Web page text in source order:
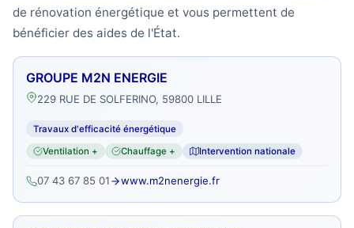
de rénovation énergétique et vous permettent de
bénéficier des aides de l'État.
GROUPE M2N ENERGIE
229 RUE DE SOLFERINO, 59800 LILLE
Travaux d'efficacité énergétique
Ventilation + Chauffage + Intervention nationale
07 43 67 85 01 www.m2nenergie.fr